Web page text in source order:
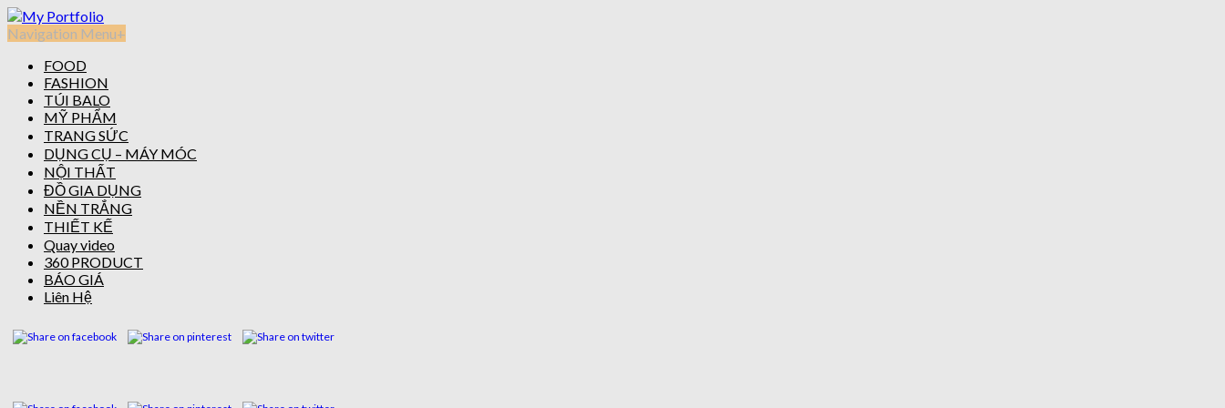
Navigation Menu+
FOOD
FASHION
TÚI BALO
MỸ PHẨM
TRANG SỨC
DỤNG CỤ – MÁY MÓC
NỘI THẤT
ĐỒ GIA DỤNG
NỀN TRẮNG
THIẾT KẾ
Quay video
360 PRODUCT
BÁO GIÁ
Liên Hệ